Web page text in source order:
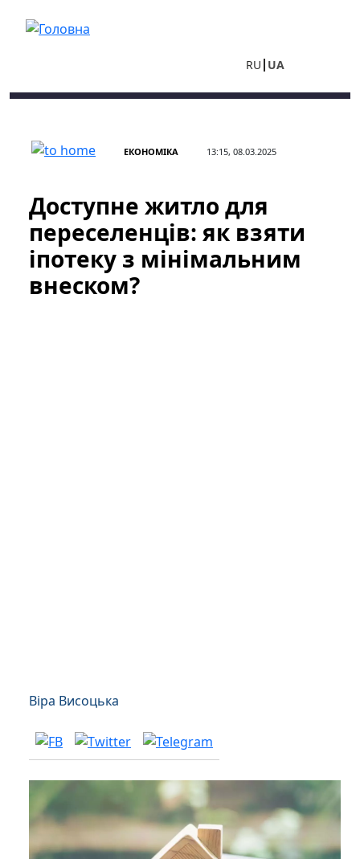
RU UA
ЕКОНОМІКА 13:15, 08.03.2025
Доступне житло для
переселенців: як взяти
іпотеку з мінімальним
внеском?
Віра Висоцька